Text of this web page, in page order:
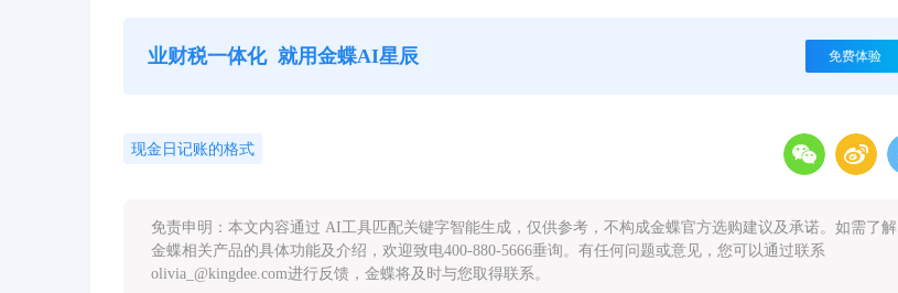
业财税一体化 就用金蝶AI星辰 免费体验
现金日记账的格式
免责申明：本文内容通过 AI工具匹配关键字智能生成，仅供参考，不构成金蝶官方选购建议及承诺。如需了解
金蝶相关产品的具体功能及介绍，欢迎致电400-880-5666垂询。有任何问题或意见，您可以通过联系
olivia_@kingdee.com进行反馈，金蝶将及时与您取得联系。